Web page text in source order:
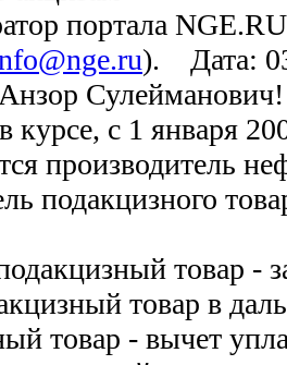
портала
). Дата:
Сулейманович!
курсе, с 1 января
производитель
подакцизного
товар -
товар в
товар - вычет